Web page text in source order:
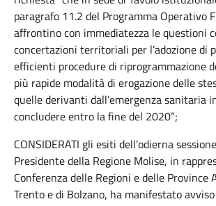
paragrafo 11.2 del Programma Operativo
affrontino con immediatezza le questioni
concertazioni territoriali per l’adozione di
efficienti procedure di riprogrammazione
più rapide modalità di erogazione delle
quelle derivanti dall’emergenza sanitaria
concludere entro la fine del 2020”;
CONSIDERATI gli esiti dell’odierna
Presidente della Regione Molise, in
Conferenza delle Regioni e delle Province
Trento e di Bolzano, ha manifestato